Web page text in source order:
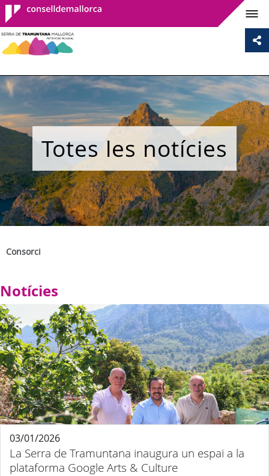
Consell de
Mallorca
Totes les notícies
Consorci
Notícies
La Serra de Tramuntana inaugura un espai a la
plataforma Google Arts & Culture
03/01/2026